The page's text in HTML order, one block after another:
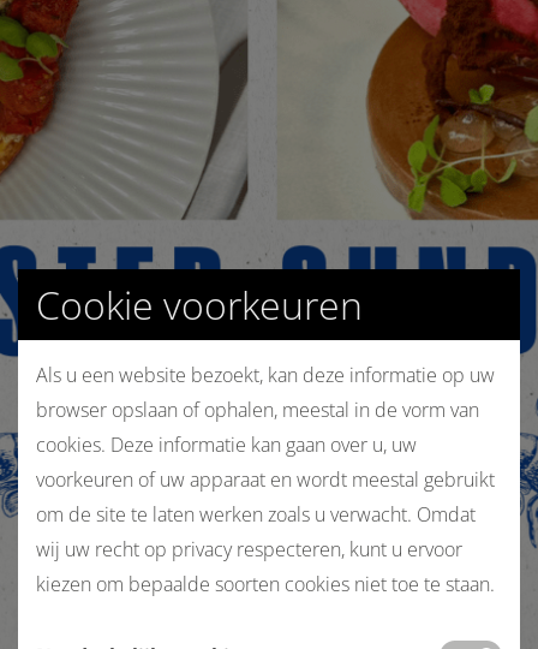
Cookie voorkeuren
Als u een website bezoekt, kan deze informatie op uw
browser opslaan of ophalen, meestal in de vorm van
cookies. Deze informatie kan gaan over u, uw
voorkeuren of uw apparaat en wordt meestal gebruikt
om de site te laten werken zoals u verwacht. Omdat
wij uw recht op privacy respecteren, kunt u ervoor
kiezen om bepaalde soorten cookies niet toe te staan.